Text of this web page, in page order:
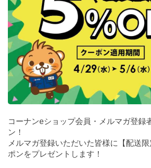
コーナンeショップ会員・メルマガ登録
ン！
メルマガ登録いただいた皆様に【配送
ポンをプレゼントします！